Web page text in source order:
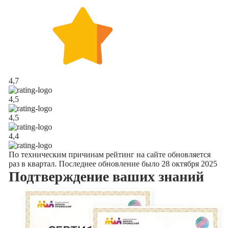
4,7
4,5
4,5
4,4
По техническим причинам рейтинг на сайте обновляется
раз в квартал. Последнее обновление было 28 октября 2025
Подтверждение ваших знаний